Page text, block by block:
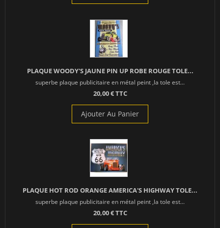
PLAQUE WOODY'S JAUNE PIN UP ROBE ROUGE TOLE...
superbe plaque publicitaire en métal peint ,la tole est...
20,00 € TTC
Ajouter Au Panier
PLAQUE HOT ROD ORANGE AMERICA'S HIGHWAY TOLE...
superbe plaque publicitaire en métal peint ,la tole est...
20,00 € TTC